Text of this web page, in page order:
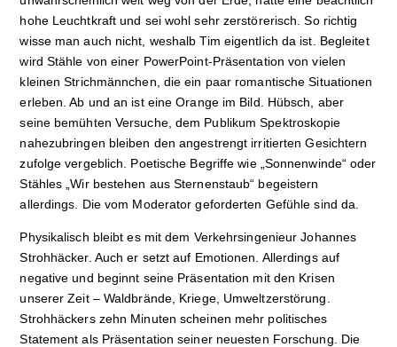
hohe Leuchtkraft und sei wohl sehr zerstörerisch. So richtig
wisse man auch nicht, weshalb Tim eigentlich da ist. Begleitet
wird Stähle von einer PowerPoint-Präsentation von vielen
kleinen Strichmännchen, die ein paar romantische Situationen
erleben. Ab und an ist eine Orange im Bild. Hübsch, aber
seine bemühten Versuche, dem Publikum Spektroskopie
nahezubringen bleiben den angestrengt irritierten Gesichtern
zufolge vergeblich. Poetische Begriffe wie „Sonnenwinde“ oder
Stähles „Wir bestehen aus Sternenstaub“ begeistern
allerdings. Die vom Moderator geforderten Gefühle sind da.
Physikalisch bleibt es mit dem Verkehrsingenieur Johannes
Strohhäcker. Auch er setzt auf Emotionen. Allerdings auf
negative und beginnt seine Präsentation mit den Krisen
unserer Zeit – Waldbrände, Kriege, Umweltzerstörung.
Strohhäckers zehn Minuten scheinen mehr politisches
Statement als Präsentation seiner neuesten Forschung. Die